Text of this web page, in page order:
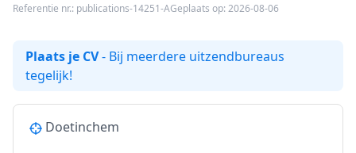
Referentie nr.: publications-14251-AGeplaats op: 2026-08-06
Plaats je CV- Bij meerdere uitzendbureaus
tegelijk!
Doetinchem